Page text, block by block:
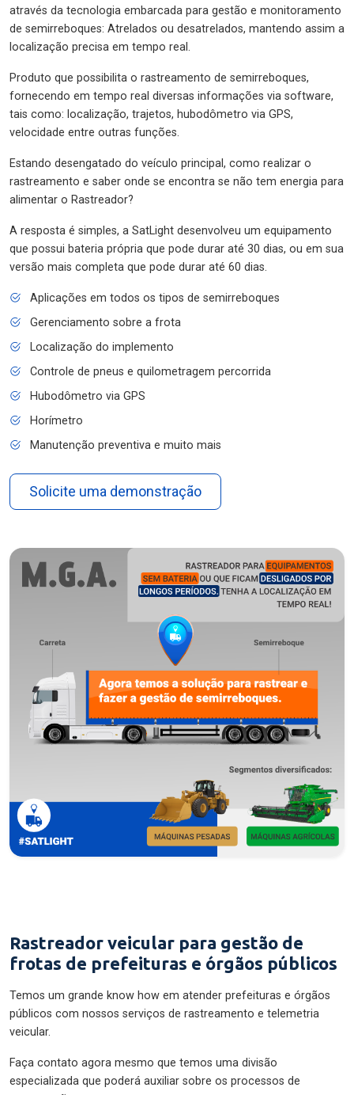
através da tecnologia embarcada para gestão e monitoramento
de semirreboques: Atrelados ou desatrelados, mantendo assim a
localização precisa em tempo real.
Produto que possibilita o rastreamento de semirreboques,
fornecendo em tempo real diversas informações via software,
tais como: localização, trajetos, hubodômetro via GPS,
velocidade entre outras funções.
Estando desengatado do veículo principal, como realizar o
rastreamento e saber onde se encontra se não tem energia para
alimentar o Rastreador?
A resposta é simples, a SatLight desenvolveu um equipamento
que possui bateria própria que pode durar até 30 dias, ou em sua
versão mais completa que pode durar até 60 dias.
Aplicações em todos os tipos de semirreboques
Gerenciamento sobre a frota
Localização do implemento
Controle de pneus e quilometragem percorrida
Hubodômetro via GPS
Horímetro
Manutenção preventiva e muito mais
Solicite uma demonstração
Rastreador veicular para gestão de
frotas de prefeituras e órgãos públicos
Temos um grande know how em atender prefeituras e órgãos
públicos com nossos serviços de rastreamento e telemetria
veicular.
Faça contato agora mesmo que temos uma divisão
especializada que poderá auxiliar sobre os processos de